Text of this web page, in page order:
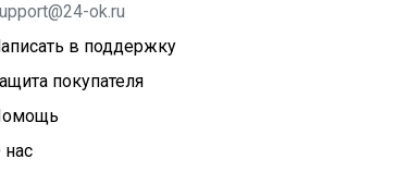
ok.ru
в поддержку
покупателя
нас